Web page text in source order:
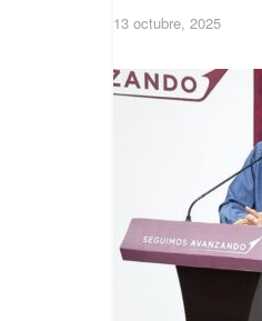
13 octubre, 2025